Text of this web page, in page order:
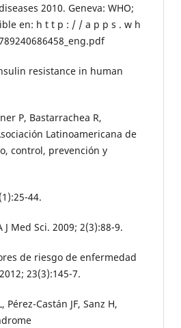
2010. Geneva: WHO;
en: h t t p : / / a p p s . w h
resistance in human
P, Bastarrachea R,
Latinoamericana de
control, prevención y
44.
Med Sci. 2009; 2(3):88-9.
de riesgo de enfermedad
23(3):145-7.
Pérez-Castán JF, Sanz H,